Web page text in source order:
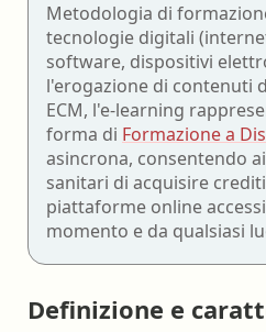
Metodologia di
tecnologie digitali
software, dispositivi
l'erogazione di contenuti
ECM, l'e-learning
forma di Formazione a
asincrona, consentendo
sanitari di acquisire
piattaforme online
momento e da qualsiasi
Definizione e